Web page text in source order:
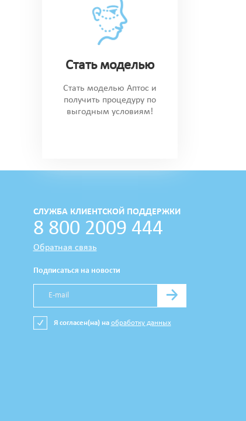
Стать моделью
Стать моделью Аптос и
получить процедуру по
выгодным условиям!
СЛУЖБА КЛИЕНТСКОЙ ПОДДЕРЖКИ
8 800 2009 444
Обратная связь
Подписаться на новости
→
Я согласен(на) на обработку данных